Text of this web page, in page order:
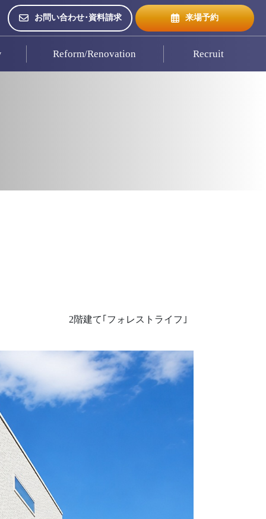
お問い合わせ･資料請求 来場予約
Reform/Renovation Recruit
2階建て｢フォレストライフ｣